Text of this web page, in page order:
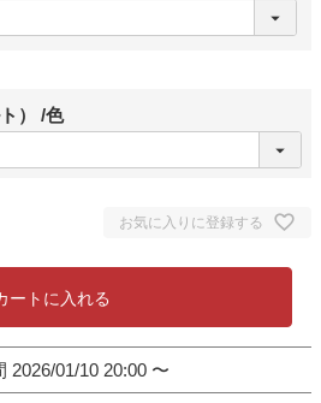
） 色
お気に入りに登録する
ートに入れる
2026/01/10 20:00 〜